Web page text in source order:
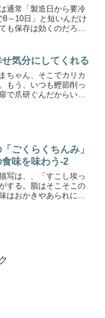
通常「製造日から要冷
8～10日」と短いんだけ
も保存は効くのだろう
持つのか？「納豆はも
のだ...
気分にしてくれる
ちゃん、そこでカリカ
もう、いつも鰹節削っ
で爪研ぐんだからいや
ごくらくちんみ」
味を味わう-2
写は、、「すこし埃っ
する。脂はそこそこの
はおかきやあられに近